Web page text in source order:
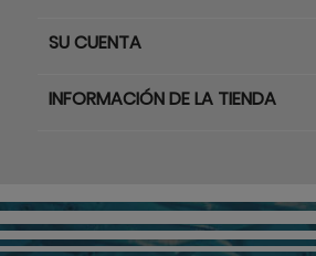
SU CUENTA
INFORMACIÓN DE LA TIENDA